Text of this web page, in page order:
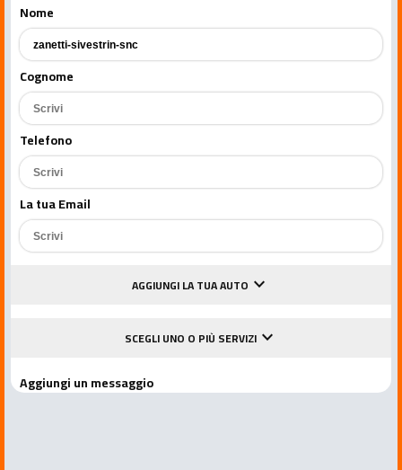
Nome
Cognome
Telefono
La tua Email
AGGIUNGI LA TUA AUTO keyboard_arrow_down
SCEGLI UNO O PIÙ SERVIZIkeyboard_arrow_down
Aggiungi un messaggio